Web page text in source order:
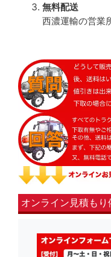
無料配送
西濃運輸の営業
オンライン見積もり
fsLeft